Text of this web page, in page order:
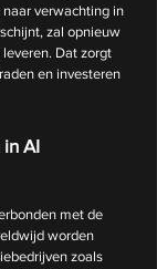
verwachting in
zal opnieuw
Dat zorgt
en investeren
AI
met de
worden
zoals